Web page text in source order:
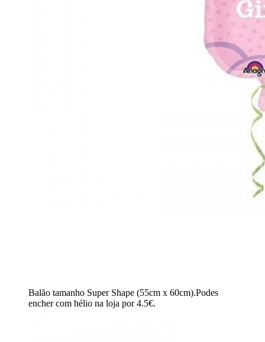
Balão tamanho Super Shape (55cm x 60cm).Podes
encher com hélio na loja por 4.5€.